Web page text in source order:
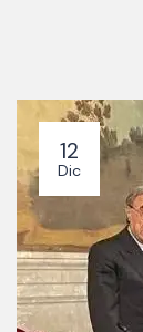
12
Dic